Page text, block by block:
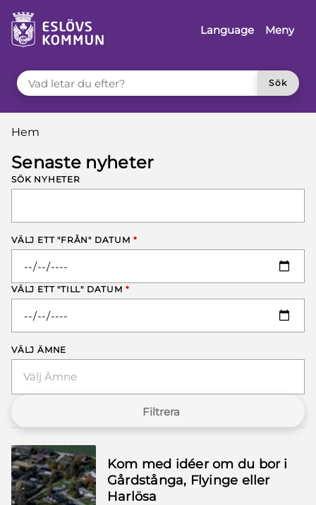
till innehåll
Language
Meny
VAD LETAR DU EFTER?
Sök
Du är här:
Hem
Senaste nyheter
SÖK NYHETER
VÄLJ ETT "FRÅN" DATUM *
VÄLJ ETT "TILL" DATUM *
VÄLJ ÄMNE
Välj Ämne
Filtrera
Kom med idéer om du bor i
Gårdstånga, Flyinge eller
Harlösa